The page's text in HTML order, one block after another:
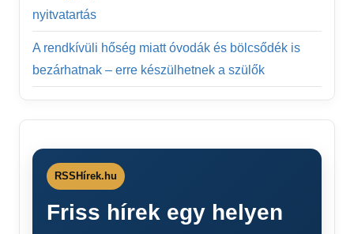
nyitvatartás
A rendkívüli hőség miatt óvodák és bölcsődék is
bezárhatnak – erre készülhetnek a szülők
RSSHírek.hu
Friss hírek egy helyen